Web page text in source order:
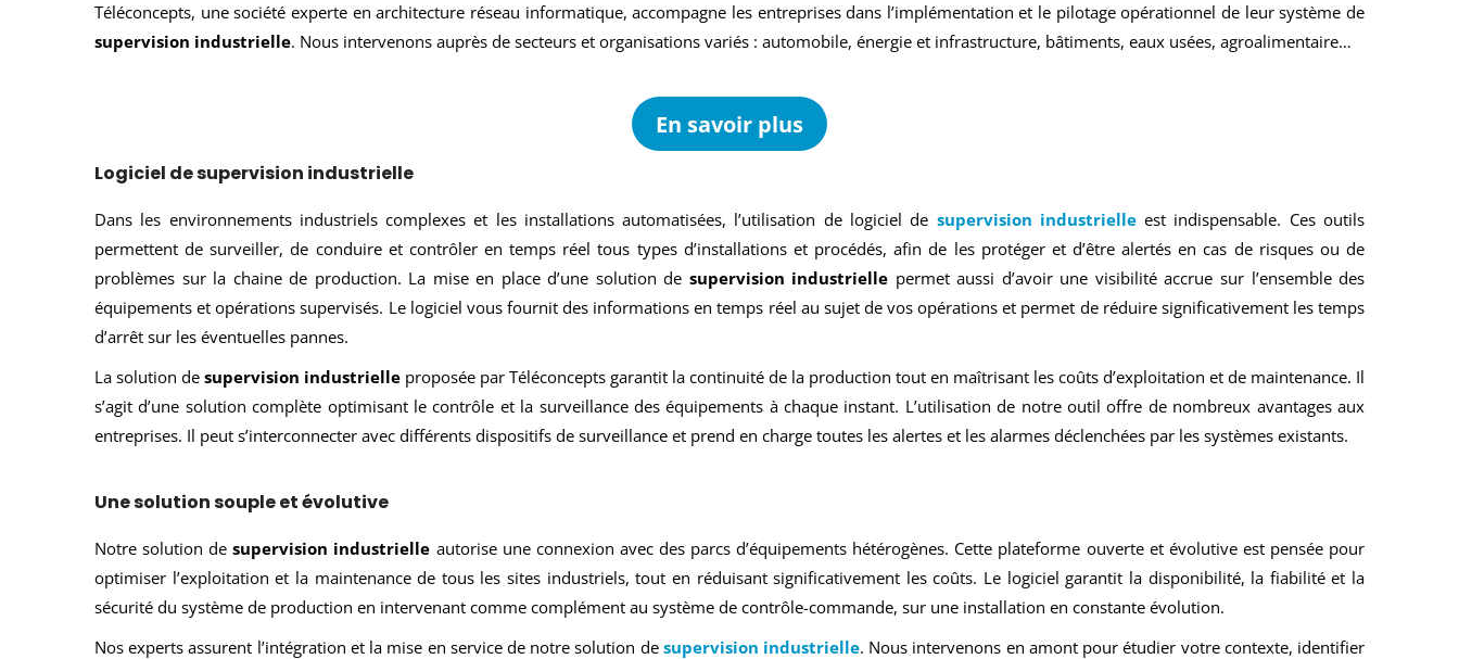
Téléconcepts, une société experte en architecture réseau informatique, accompagne les entreprises dans l’implémentation et le pilotage opérationnel de leur système de
supervision industrielle. Nous intervenons auprès de secteurs et organisations variés : automobile, énergie et infrastructure, bâtiments, eaux usées, agroalimentaire…
En savoir plus
Logiciel de supervision industrielle
Dans les environnements industriels complexes et les installations automatisées, l’utilisation de logiciel de supervision industrielleest indispensable. Ces outils
permettent de surveiller, de conduire et contrôler en temps réel tous types d’installations et procédés, afin de les protéger et d’être alertés en cas de risques ou de
problèmes sur la chaine de production. La mise en place d’une solution de supervision industrielle permet aussi d’avoir une visibilité accrue sur l’ensemble des
équipements et opérations supervisés. Le logiciel vous fournit des informations en temps réel au sujet de vos opérations et permet de réduire significativement les temps
d’arrêt sur les éventuelles pannes.
La solution de supervision industrielle proposée par Téléconcepts garantit la continuité de la production tout en maîtrisant les coûts d’exploitation et de maintenance. Il
s’agit d’une solution complète optimisant le contrôle et la surveillance des équipements à chaque instant. L’utilisation de notre outil offre de nombreux avantages aux
entreprises. Il peut s’interconnecter avec différents dispositifs de surveillance et prend en charge toutes les alertes et les alarmes déclenchées par les systèmes existants.
Une solution souple et évolutive
Notre solution desupervision industrielle autorise une connexion avec des parcs d’équipements hétérogènes. Cette plateforme ouverte et évolutive est pensée pour
optimiser l’exploitation et la maintenance de tous les sites industriels, tout en réduisant significativement les coûts. Le logiciel garantit la disponibilité, la fiabilité et la
sécurité du système de production en intervenant comme complément au système de contrôle-commande, sur une installation en constante évolution.
Nos experts assurent l’intégration et la mise en service de notre solution de supervision industrielle. Nous intervenons en amont pour étudier votre contexte, identifier